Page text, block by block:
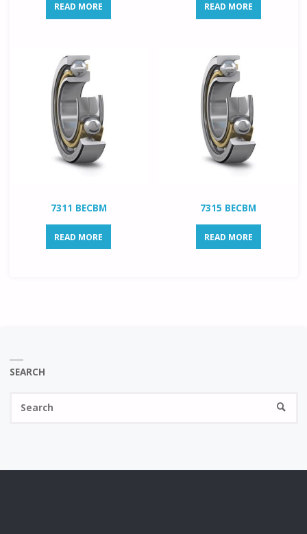
READ MORE READ MORE
7311 BECBM
READ MORE
7315 BECBM
READ MORE
SEARCH